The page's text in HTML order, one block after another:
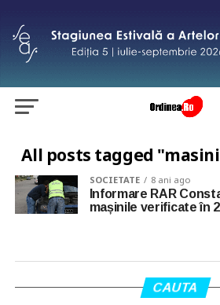
All posts tagged
SOCIETATE 8 ani ago
Informare RAR
mașinile verificate în
CAUTA